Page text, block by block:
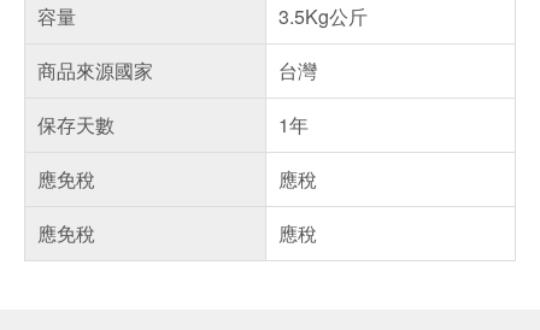
容量
3.5Kg公斤
商品來源國家
台灣
保存天數
1年
應免稅
應稅
應免稅
應稅